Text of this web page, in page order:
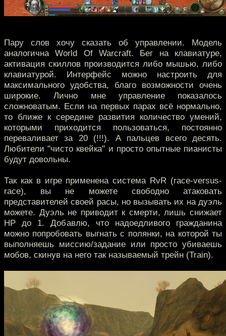
Пару слов хочу сказать об управлении. Модель
аналогична World Of Warcraft. Бег на клавиатуре,
активация скиллов производится либо мышью, либо
клавиатурой. Интерфейс можно настроить для
максимального удобства, благо возможности очень
широкие. Лично мне управление показалось
сложноватым. Если на первых парах всё нормально,
то ближе к середине развития количество умений,
которыми приходится пользоваться, постоянно
переваливает за 20 (!!!). А пальцев всего десять.
Любители "чисто квейка" и просто опытные пианисты
будут довольны.
Так как в игре применена система RvR (race-versus-
race), вы не можете свободно атаковать
представителей своей расы, но вызывать их на дуэль
можете. Дуэль не приводит к смерти, лишь снижает
HP до 1. Добавлю, что надоедливого гражданина
можно попробовать выгнать с полянки, на которой ты
выполняешь миссию/задание или просто убиваешь
мобов, скинув на него так называемый трейн (Train).